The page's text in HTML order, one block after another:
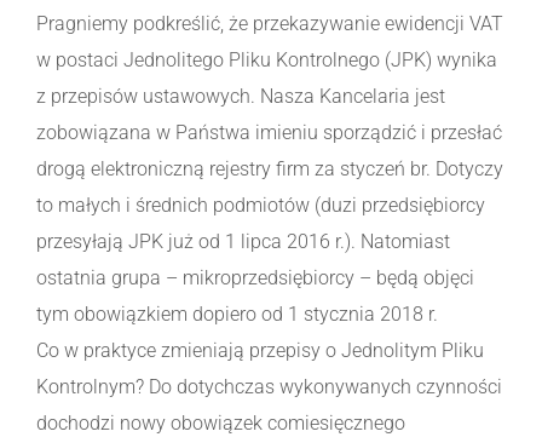
Pragniemy podkreślić, że przekazywanie ewidencji VAT
w postaci Jednolitego Pliku Kontrolnego (JPK) wynika
z przepisów ustawowych. Nasza Kancelaria jest
zobowiązana w Państwa imieniu sporządzić i przesłać
drogą elektroniczną rejestry firm za styczeń br. Dotyczy
to małych i średnich podmiotów (duzi przedsiębiorcy
przesyłają JPK już od 1 lipca 2016 r.). Natomiast
ostatnia grupa – mikroprzedsiębiorcy – będą objęci
tym obowiązkiem dopiero od 1 stycznia 2018 r.
Co w praktyce zmieniają przepisy o Jednolitym Pliku
Kontrolnym? Do dotychczas wykonywanych czynności
dochodzi nowy obowiązek comiesięcznego